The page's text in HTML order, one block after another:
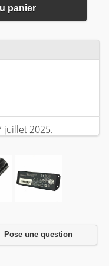
panier
juillet 2025.
Pose une question